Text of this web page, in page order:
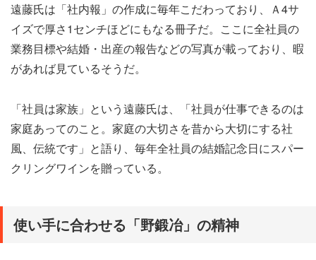
遠藤氏は「社内報」の作成に毎年こだわっており、Ａ4サ
イズで厚さ1センチほどにもなる冊子だ。ここに全社員の
業務目標や結婚・出産の報告などの写真が載っており、暇
があれば見ているそうだ。
「社員は家族」という遠藤氏は、「社員が仕事できるのは
家庭あってのこと。家庭の大切さを昔から大切にする社
風、伝統です」と語り、毎年全社員の結婚記念日にスパー
クリングワインを贈っている。
使い手に合わせる「野鍛冶」の精神